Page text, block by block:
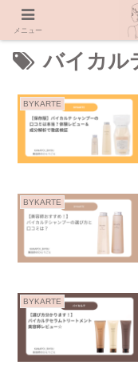
バイカル
BYKARTE
BYKARTE
BYKARTE
メニュー